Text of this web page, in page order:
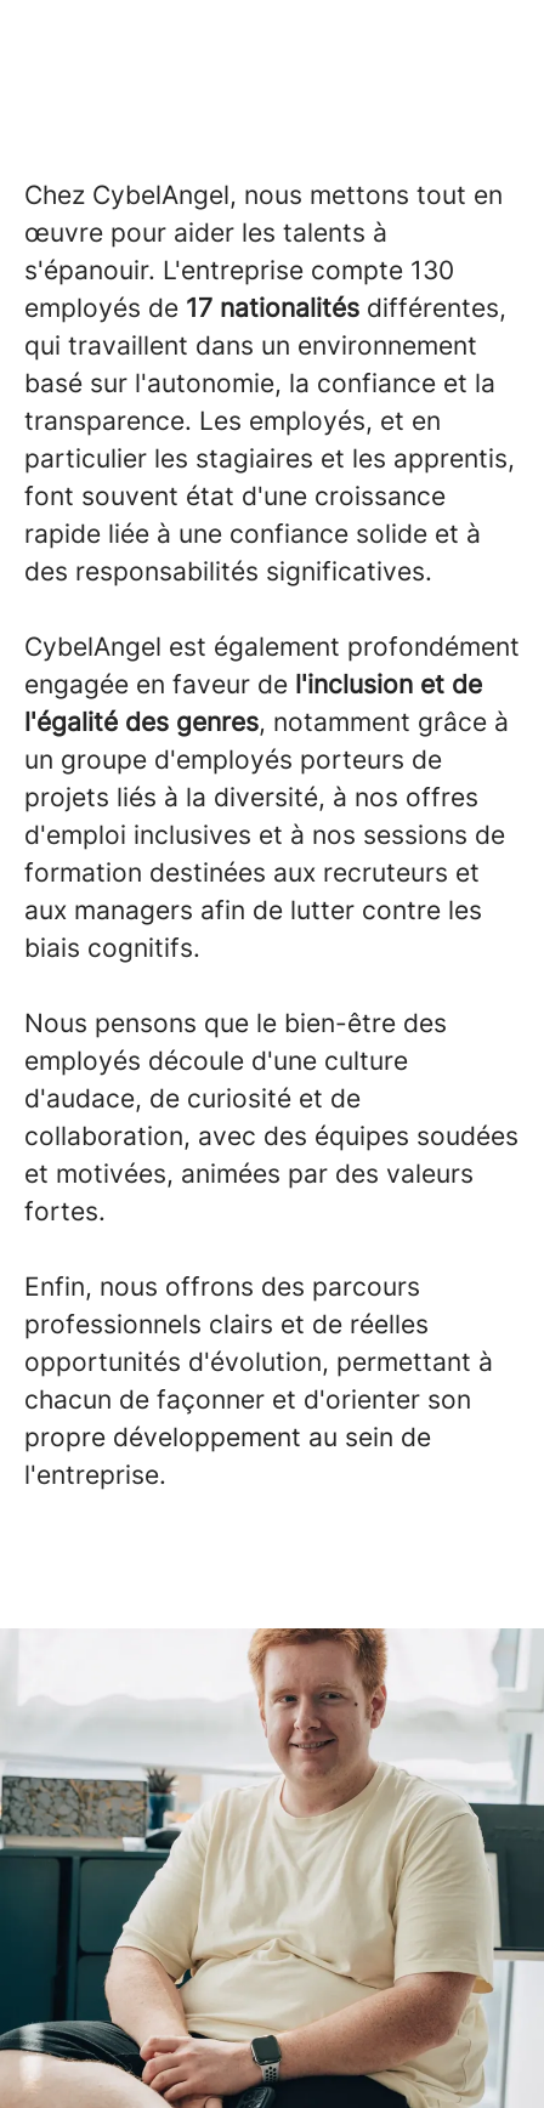
Chez CybelAngel, nous mettons tout en
œuvre pour aider les talents à
s'épanouir. L'entreprise compte 130
employés de 17 nationalités différentes,
qui travaillent dans un environnement
basé sur l'autonomie, la confiance et la
transparence. Les employés, et en
particulier les stagiaires et les apprentis,
font souvent état d'une croissance
rapide liée à une confiance solide et à
des responsabilités significatives.
CybelAngel est également profondément
engagée en faveur de l'inclusion et de
l'égalité des genres, notamment grâce à
un groupe d'employés porteurs de
projets liés à la diversité, à nos offres
d'emploi inclusives et à nos sessions de
formation destinées aux recruteurs et
aux managers afin de lutter contre les
biais cognitifs.
Nous pensons que le bien-être des
employés découle d'une culture
d'audace, de curiosité et de
collaboration, avec des équipes soudées
et motivées, animées par des valeurs
fortes.
Enfin, nous offrons des parcours
professionnels clairs et de réelles
opportunités d'évolution, permettant à
chacun de façonner et d'orienter son
propre développement au sein de
l'entreprise.